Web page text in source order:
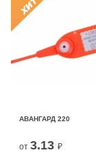
АВАНГАРД 220
от 3.13 ₽